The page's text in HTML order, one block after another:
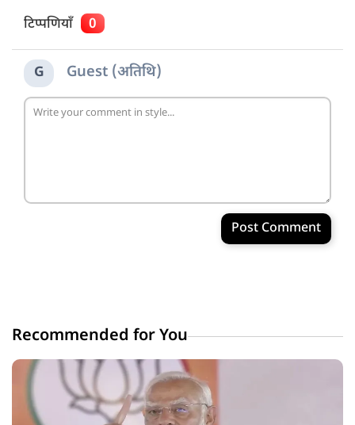
टिप्पणियाँ 0
G Guest (अतिथि)
Post Comment
Recommended for You